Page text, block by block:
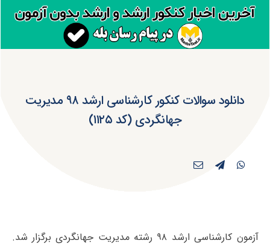
دانلود سوالات کنکور کارشناسی ارشد ۹۸ مدیریت
جهانگردی (کد ۱۱۲۵)
آزمون کارشناسی ارشد ۹۸ رشته مدیریت جهانگردی برگزار شد.